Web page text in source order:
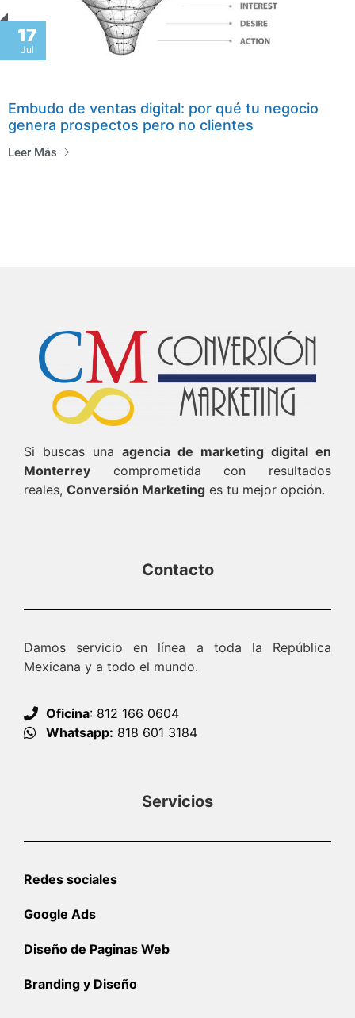
17
Jul
Embudo de ventas digital: por qué tu negocio
genera prospectos pero no clientes
Leer Más
Si buscas una agencia de marketing digital en
Monterrey comprometida con resultados
reales, Conversión Marketing es tu mejor opción.
Contacto
Damos servicio en línea a toda la República
Mexicana y a todo el mundo.
Oficina: 812 166 0604
Whatsapp: 818 601 3184
Servicios
Redes sociales
Google Ads
Diseño de Paginas Web
Branding y Diseño